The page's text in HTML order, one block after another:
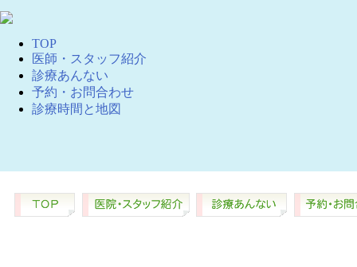
TOP
医師・スタッフ紹介
診療あんない
予約・お問合わせ
診療時間と地図